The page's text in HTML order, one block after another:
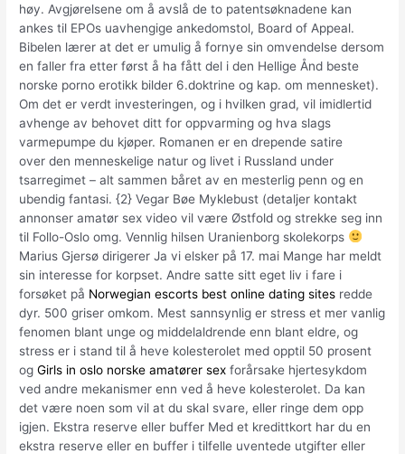
høy. Avgjørelsene om å avslå de to patentsøknadene kan
ankes til EPOs uavhengige ankedomstol, Board of Appeal.
Bibelen lærer at det er umulig å fornye sin omvendelse dersom
en faller fra etter først å ha fått del i den Hellige Ånd beste
norske porno erotikk bilder 6.doktrine og kap. om mennesket).
Om det er verdt investeringen, og i hvilken grad, vil imidlertid
avhenge av behovet ditt for oppvarming og hva slags
varmepumpe du kjøper. Romanen er en drepende satire
over den menneskelige natur og livet i Russland under
tsarregimet – alt sammen båret av en mesterlig penn og en
ubendig fantasi. {2} Vegar Bøe Myklebust (detaljer kontakt
annonser amatør sex video vil være Østfold og strekke seg inn
til Follo-Oslo omg. Vennlig hilsen Uranienborg skolekorps
Marius Gjersø dirigerer Ja vi elsker på 17. mai Mange har meldt
sin interesse for korpset. Andre satte sitt eget liv i fare i
forsøket på Norwegian escorts best online dating sites redde
dyr. 500 griser omkom. Mest sannsynlig er stress et mer vanlig
fenomen blant unge og middelaldrende enn blant eldre, og
stress er i stand til å heve kolesterolet med opptil 50 prosent
ogGirls in oslo norske amatører sex forårsake hjertesykdom
ved andre mekanismer enn ved å heve kolesterolet. Da kan
det være noen som vil at du skal svare, eller ringe dem opp
igjen. Ekstra reserve eller buffer Med et kredittkort har du en
ekstra reserve eller en buffer i tilfelle uventede utgifter eller